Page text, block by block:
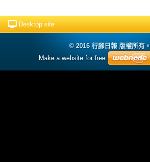
Desktop site
© 2016 行腳日報 版權所有。
Make a website for free